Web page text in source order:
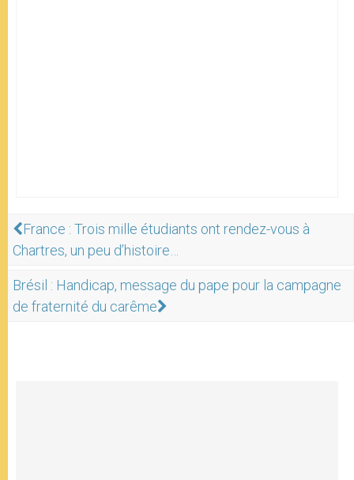
France : Trois mille étudiants ont rendez-vous à
Chartres, un peu d’histoire…
Brésil : Handicap, message du pape pour la campagne
de fraternité du carême